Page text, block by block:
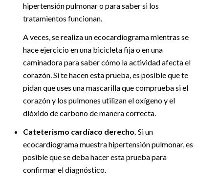
hipertensión pulmonar o para saber si los
tratamientos funcionan.
A veces, se realiza un ecocardiograma mientras se
hace ejercicio en una bicicleta fija o en una
caminadora para saber cómo la actividad afecta el
corazón. Si te hacen esta prueba, es posible que te
pidan que uses una mascarilla que comprueba si el
corazón y los pulmones utilizan el oxígeno y el
dióxido de carbono de manera correcta.
Cateterismo cardíaco derecho. Si un
ecocardiograma muestra hipertensión pulmonar, es
posible que se deba hacer esta prueba para
confirmar el diagnóstico.